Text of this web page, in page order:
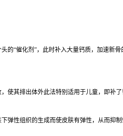
“催化剂”，此时补入大量钙质，加速新
其排出体外此法特别适用于儿童，即补了
性组织的生成而使皮肤有弹性，从而抑制